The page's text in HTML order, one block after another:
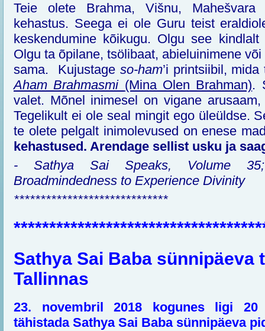
Teie olete Brahma, Višnu, Mahešvara
kehastus. Seega ei ole Guru teist
keskendumine kõikugu. Olgu see
Olgu ta õpilane, tsölibaat, abieluinimene
sama. Kujustage so-ham’i printsiibil,
Aham Brahmasmi (Mina Olen Brahman).
valet. Mõnel inimesel on vigane
Tegelikult ei ole seal mingit ego üleüldse.
te olete pelgalt inimolevused on enese
kehastused. Arendage sellist usku ja
- Sathya Sai Speaks, Volume
Broadmindedness to Experience Divinity
*****************************
Sathya Sai Baba sünnipäeva
Tallinnas
23. novembril 2018 kogunes ligi 20
tähistada Sathya Sai Baba sünnipäeva